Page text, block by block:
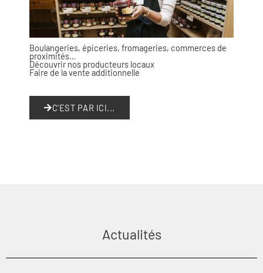
Boulangeries, épiceries, fromageries, commerces de
proximités…
Découvrir nos producteurs locaux
Faire de la vente additionnelle
C'EST PAR ICI...
Actualités